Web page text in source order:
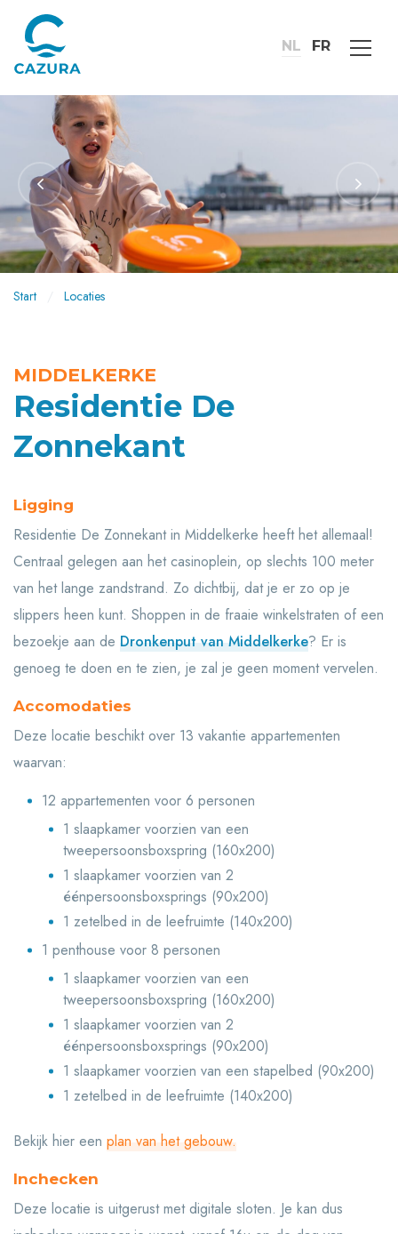
NL FR
Start Locaties
MIDDELKERKE
Residentie De
Zonnekant
Ligging
Residentie De Zonnekant in Middelkerke heeft het allemaal!
Centraal gelegen aan het casinoplein, op slechts 100 meter
van het lange zandstrand. Zo dichtbij, dat je er zo op je
slippers heen kunt. Shoppen in de fraaie winkelstraten of een
bezoekje aan de Dronkenput van Middelkerke? Er is
genoeg te doen en te zien, je zal je geen moment vervelen.
Accomodaties
Deze locatie beschikt over 13 vakantie appartementen
waarvan:
12 appartementen voor 6 personen
1 slaapkamer voorzien van een
tweepersoonsboxspring (160x200)
1 slaapkamer voorzien van 2
éénpersoonsboxsprings (90x200)
1 zetelbed in de leefruimte (140x200)
1 penthouse voor 8 personen
1 slaapkamer voorzien van een
tweepersoonsboxspring (160x200)
1 slaapkamer voorzien van 2
éénpersoonsboxsprings (90x200)
1 slaapkamer voorzien van een stapelbed (90x200)
1 zetelbed in de leefruimte (140x200)
Bekijk hier een plan van het gebouw.
Inchecken
Deze locatie is uitgerust met digitale sloten. Je kan dus